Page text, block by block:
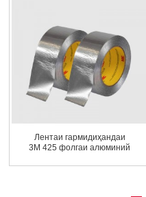
Лентаи гармидиҳандаи
3M 425 фолгаи алюминий